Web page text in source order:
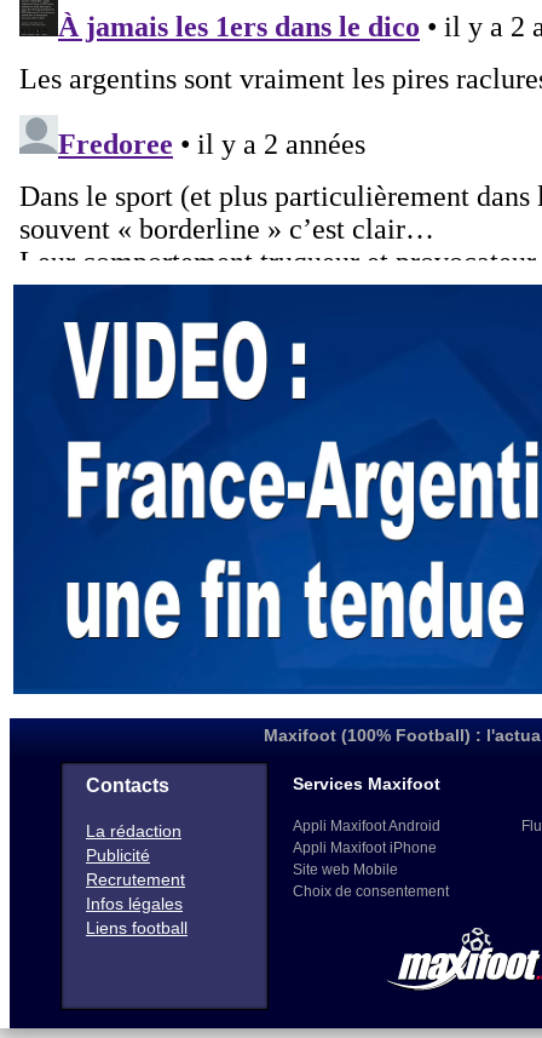
Maxifoot (100% Football) :
Contacts
La rédaction
Publicité
Recrutement
Infos légales
Liens football
Services Maxifoot
Appli Maxifoot Android
Appli Maxifoot iPhone
Site web Mobile
Choix de consentement